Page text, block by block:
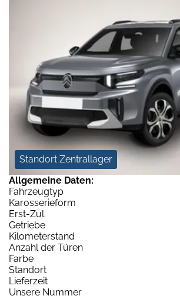
Standort Zentrallager
Allgemeine Daten:
Fahrzeugtyp
Karosserieform
Erst-Zul.
Getriebe
Kilometerstand
Anzahl der Türen
Farbe
Standort
Lieferzeit
Unsere Nummer